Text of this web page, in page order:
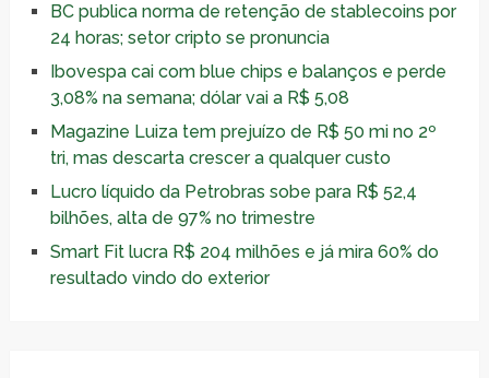
BC publica norma de retenção de stablecoins por
24 horas; setor cripto se pronuncia
Ibovespa cai com blue chips e balanços e perde
3,08% na semana; dólar vai a R$ 5,08
Magazine Luiza tem prejuízo de R$ 50 mi no 2º
tri, mas descarta crescer a qualquer custo
Lucro líquido da Petrobras sobe para R$ 52,4
bilhões, alta de 97% no trimestre
Smart Fit lucra R$ 204 milhões e já mira 60% do
resultado vindo do exterior